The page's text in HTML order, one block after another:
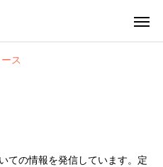
ス
ての情報を発信しています。定